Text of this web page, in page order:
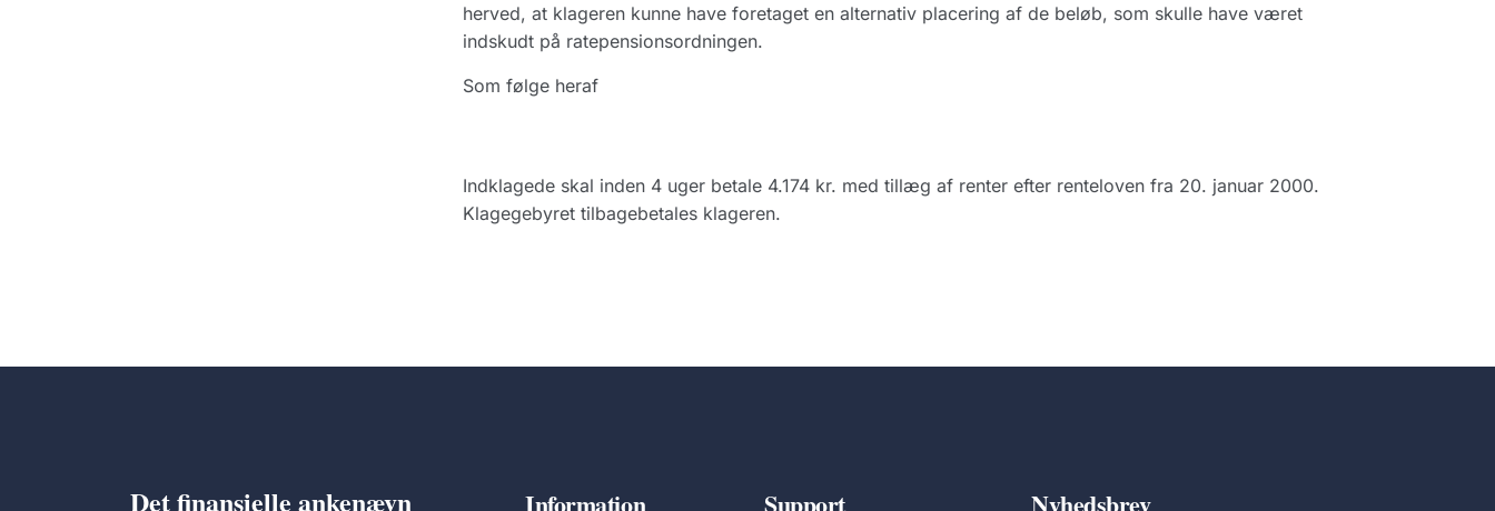
herved, at klageren kunne have foretaget en alternativ placering af de beløb, som skulle have været
indskudt på ratepensionsordningen.
Som følge heraf
Indklagede skal inden 4 uger betale 4.174 kr. med tillæg af renter efter renteloven fra 20. januar 2000.
Klagegebyret tilbagebetales klageren.
Det finansielle ankenævn